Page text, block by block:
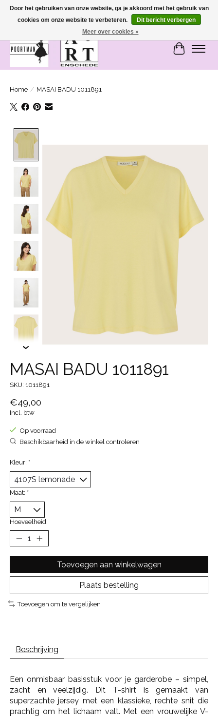
SASHIONABLE - damesmode in Bemmel en Enschede
Home / MASAI BADU 1011891
MASAI BADU 1011891
SKU: 1011891
€49,00
Incl. btw
Op voorraad
Beschikbaarheid in de winkel controleren
Kleur: *
Maat: *
Hoeveelheid:
Toevoegen aan winkelwagen
Plaats bestelling
Toevoegen om te vergelijken
Beschrijving
Een onmisbaar basisstuk voor je garderobe – simpel,
zacht en veelzijdig. Dit T-shirt is gemaakt van
superzachte jersey met een klassieke, rechte snit die
prachtig om het lichaam valt. Met een vrouwelijke V-
Door het gebruiken van onze website, ga je akkoord met het gebruik van
cookies om onze website te verbeteren.
Dit bericht verbergen
Meer over cookies »